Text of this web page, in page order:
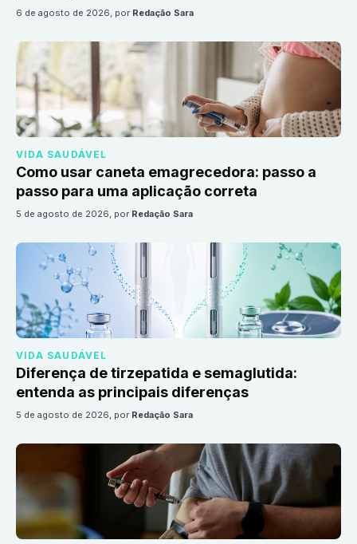
6 de agosto de 2026, por Redação Sara
VIDA SAUDÁVEL
Como usar caneta emagrecedora: passo a
passo para uma aplicação correta
5 de agosto de 2026, por Redação Sara
VIDA SAUDÁVEL
Diferença de tirzepatida e semaglutida:
entenda as principais diferenças
5 de agosto de 2026, por Redação Sara